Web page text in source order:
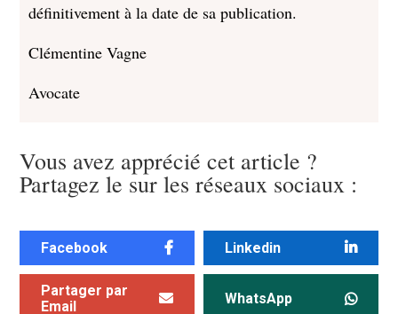
définitivement à la date de sa publication.
Clémentine Vagne
Avocate
Vous avez apprécié cet article ?
Partagez le sur les réseaux sociaux :
Facebook Linkedin
Partager par
Email
WhatsApp